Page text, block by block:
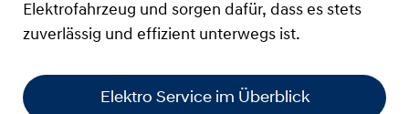
Elektrofahrzeug und sorgen dafür, dass es stets
zuverlässig und effizient unterwegs ist.
Elektro Service im Überblick